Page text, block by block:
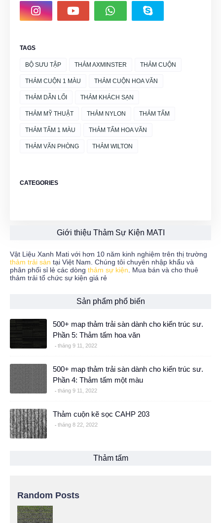
TAGS
BỘ SƯU TẬP THẢM AXMINSTER THẢM CUỘN
THẢM CUỘN 1 MÀU THẢM CUỘN HOA VĂN
THẢM DẪN LỐI THẢM KHÁCH SẠN
THẢM MỸ THUẬT THẢM NYLON THẢM TẤM
THẢM TẤM 1 MÀU THẢM TẤM HOA VĂN
THẢM VĂN PHÒNG THẢM WILTON
CATEGORIES
Giới thiệu Thảm Sự Kiện MATI
Vật Liệu Xanh Mati với hơn 10 năm kinh nghiệm trên thị trường
thảm trải sàn tại Việt Nam. Chúng tôi chuyên nhập khẩu và
phân phối sỉ lẻ các dòng thảm sự kiện . Mua bán và cho thuê
thảm trải tổ chức sự kiện giá rẻ
Sản phẩm phổ biến
500+ map thảm trải sàn dành cho kiến trúc sư.
Phần 5: Thảm tấm hoa văn
tháng 9 11, 2022
500+ map thảm trải sàn dành cho kiến trúc sư.
Phần 4: Thảm tấm một màu
tháng 9 11, 2022
Thảm cuộn kẽ sọc CAHP 203
tháng 8 22, 2022
Thảm tấm
Random Posts